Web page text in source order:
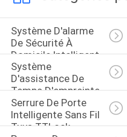
Système D'alarme
De Sécurité À
Domicile Intelligent
Système
D'assistance De
Temps D'empreinte
Digitale
Serrure De Porte
Intelligente Sans Fil
Tuya TTLock